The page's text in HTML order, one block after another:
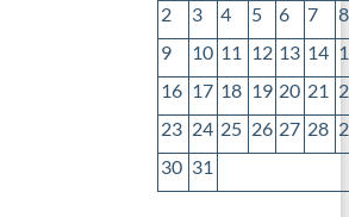
2
3 4 5 6 7
8
9
10 11 12 13 14
16 17 18 19 20 21
23 24 25 26 27 28
30 31